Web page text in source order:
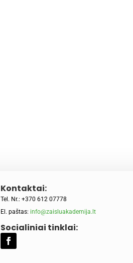
Kontaktai:
Tel. Nr.: +370 612 07778
El. paštas: info@zaisluakademija.lt
Socialiniai tinklai: